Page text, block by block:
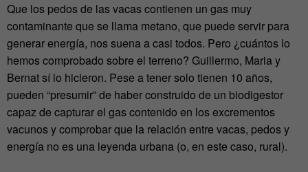
Que los pedos de las vacas contienen un gas muy
contaminante que se llama metano, que puede servir para
generar energía, nos suena a casi todos. Pero ¿cuántos lo
hemos comprobado sobre el terreno? Guillermo, Maria y
Bernat sí lo hicieron. Pese a tener solo tienen 10 años,
pueden “presumir” de haber construido de un biodigestor
capaz de capturar el gas contenido en los excrementos
vacunos y comprobar que la relación entre vacas, pedos y
energía no es una leyenda urbana (o, en este caso, rural).